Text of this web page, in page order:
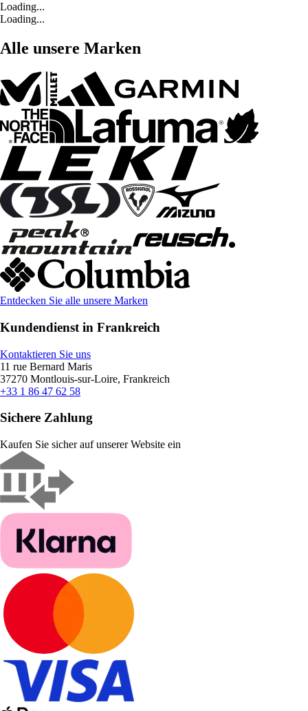
Loading...
Loading...
Alle unsere Marken
Entdecken Sie alle unsere Marken
Kundendienst in Frankreich
Kontaktieren Sie uns
11 rue Bernard Maris
37270 Montlouis-sur-Loire, Frankreich
+33 1 86 47 62 58
Sichere Zahlung
Kaufen Sie sicher auf unserer Website ein